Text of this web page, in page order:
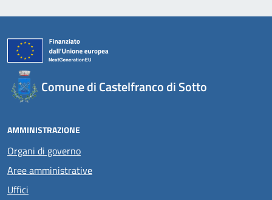
Comune di Castelfranco di Sotto
AMMINISTRAZIONE
Organi di governo
Aree amministrative
Uffici